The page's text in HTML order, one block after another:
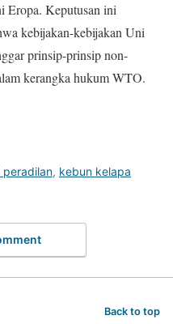
Eropa. Keputusan ini
kebijakan-kebijakan Uni
prinsip-prinsip non-
kerangka hukum WTO.
peradilan, kebun kelapa
Back to top